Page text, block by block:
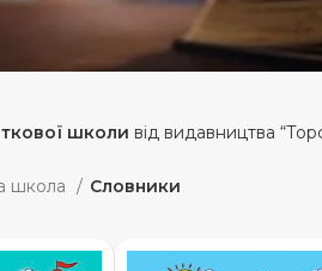
школи від видавництва
школа Словники